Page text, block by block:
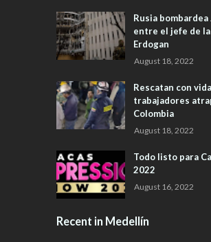
Rusia
entre el jefe de
Erdogan
August 18, 2022
Rescatan con
trabajadores
Colombia
August 18, 2022
Todo listo para
2022
August 16, 2022
Recent in Medellín